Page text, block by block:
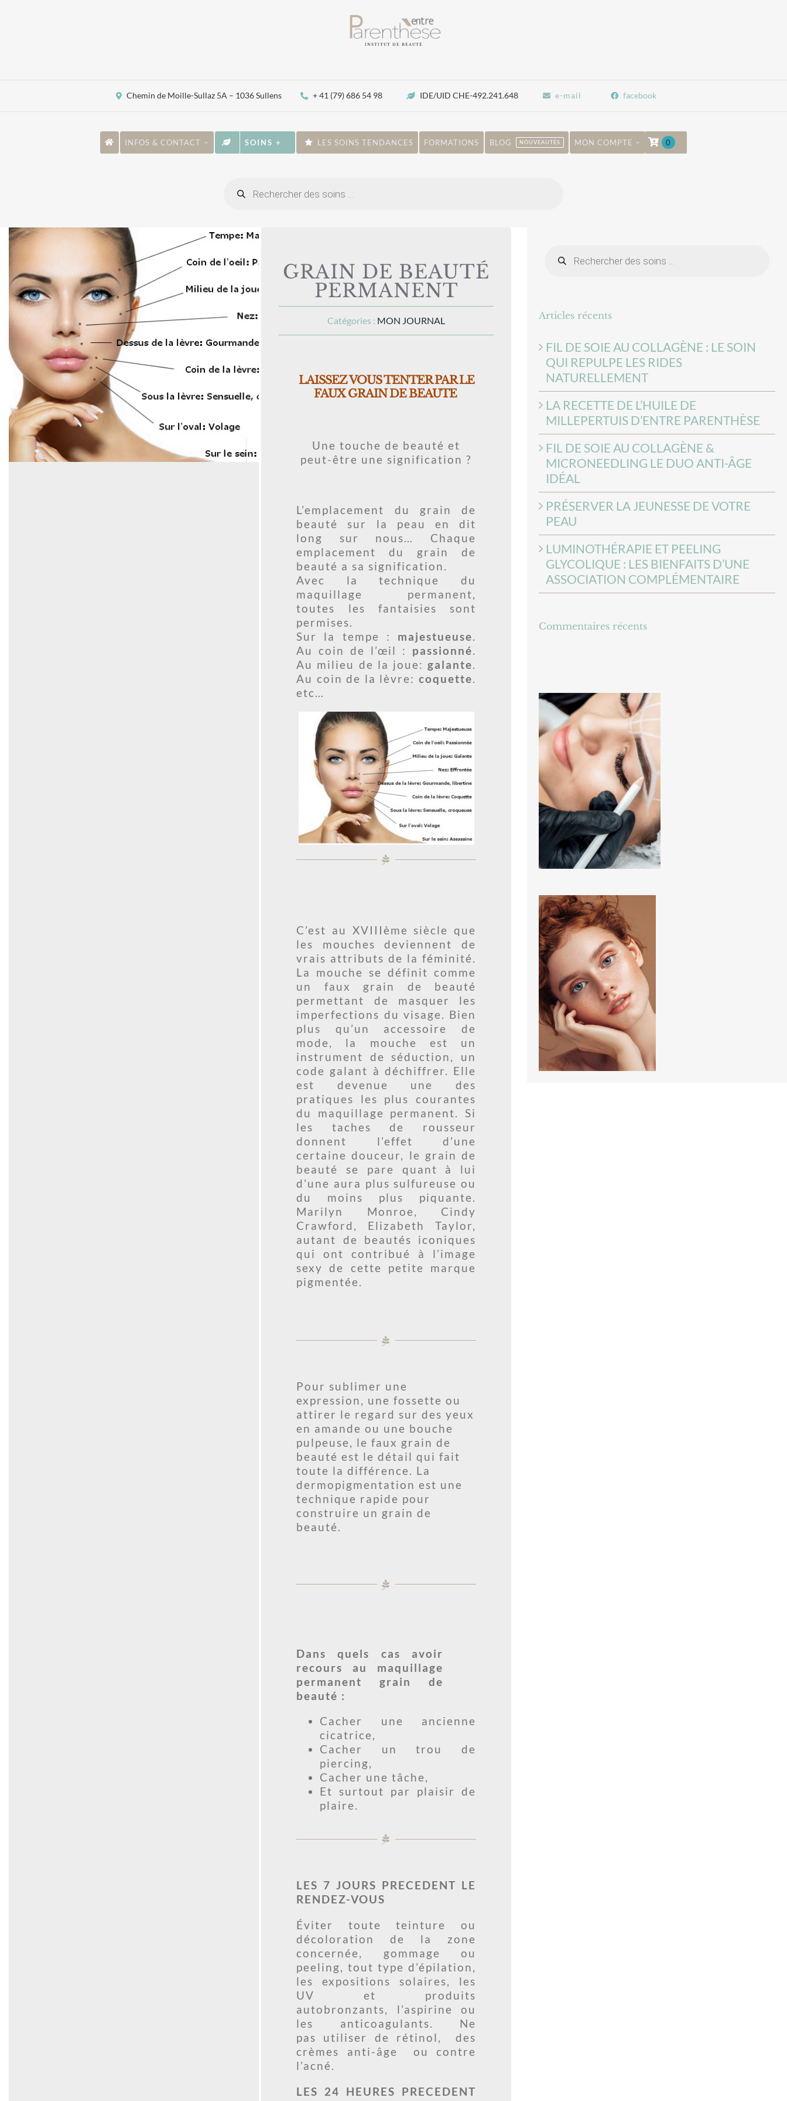
INSTITUT DE BEAUTÉ
Chemin de Moille-Sullaz 5A – 1036 Sullens + 41 (79) 686 54 98 IDE/UID CHE-492.241.648 e-mail facebook
INFOS & CONTACT SOINS + LES SOINS TENDANCES FORMATIONS BLOG NOUVEAUTÉS MON COMPTE 0
GRAIN DE BEAUTÉ
PERMANENT
Catégories : MON JOURNAL
LAISSEZ VOUS TENTER PAR LE
FAUX GRAIN DE BEAUTE
Une touche de beauté et
peut-être une signification ?
L’emplacement du grain de
beauté sur la peau en dit
long sur nous… Chaque
emplacement du grain de
beauté a sa signification.
Avec la technique du
maquillage permanent,
toutes les fantaisies sont
permises.
Sur la tempe : majestueuse.
Au coin de l’œil : passionné.
Au milieu de la joue: galante.
Au coin de la lèvre:coquette.
etc…
C’est au XVIIIème siècle que
les mouches deviennent de
vrais attributs de la féminité.
La mouche se définit comme
un faux grain de beauté
permettant de masquer les
imperfections du visage. Bien
plus qu’un accessoire de
mode, la mouche est un
instrument de séduction, un
code galant à déchiffrer. Elle
est devenue une des
pratiques les plus courantes
du maquillage permanent. Si
les taches de rousseur
donnent l’effet d’une
certaine douceur, le grain de
beauté se pare quant à lui
d’une aura plus sulfureuse ou
du moins plus piquante.
Marilyn Monroe, Cindy
Crawford, Elizabeth Taylor,
autant de beautés iconiques
qui ont contribué à l’image
sexy de cette petite marque
pigmentée.
Pour sublimer une
expression, une fossette ou
attirer le regard sur des yeux
en amande ou une bouche
pulpeuse, le faux grain de
beauté est le détail qui fait
toute la différence. La
dermopigmentation est une
technique rapide pour
construire un grain de
beauté.
Dans quels cas avoir
recours au maquillage
permanent grain de
beauté :
Cacher une ancienne
cicatrice,
Cacher un trou de
piercing,
Cacher une tâche,
Et surtout par plaisir de
plaire.
LES 7 JOURS PRECEDENT LE
RENDEZ-VOUS
Éviter toute teinture ou
décoloration de la zone
concernée, gommage ou
peeling, tout type d’épilation,
les expositions solaires, les
UV et produits
autobronzants, l’aspirine ou
les anticoagulants. Ne
pas utiliser de rétinol, des
crèmes anti-âge ou contre
l’acné.
LES 24 HEURES PRECEDENT
Articles récents
FIL DE SOIE AU COLLAGÈNE : LE SOIN
QUI REPULPE LES RIDES
NATURELLEMENT
LA RECETTE DE L’HUILE DE
MILLEPERTUIS D’ENTRE PARENTHÈSE
FIL DE SOIE AU COLLAGÈNE &
MICRONEEDLING LE DUO ANTI-ÂGE
IDÉAL
PRÉSERVER LA JEUNESSE DE VOTRE
PEAU
LUMINOTHÉRAPIE ET PEELING
GLYCOLIQUE : LES BIENFAITS D’UNE
ASSOCIATION COMPLÉMENTAIRE
Commentaires récents